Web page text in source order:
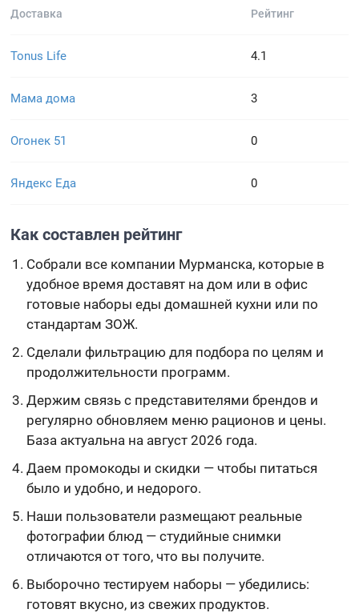
Доставка Рейтинг
Tonus Life 4.1
Мама дома 3
Огонек 51 0
Яндекс Еда 0
Как составлен рейтинг
Собрали все компании Мурманска, которые в
удобное время доставят на дом или в офис
готовые наборы еды домашней кухни или по
стандартам ЗОЖ.
Сделали фильтрацию для подбора по целям и
продолжительности программ.
Держим связь с представителями брендов и
регулярно обновляем меню рационов и цены.
База актуальна на август 2026 года.
Даем промокоды и скидки — чтобы питаться
было и удобно, и недорого.
Наши пользователи размещают реальные
фотографии блюд — студийные снимки
отличаются от того, что вы получите.
Выборочно тестируем наборы — убедились:
готовят вкусно, из свежих продуктов.